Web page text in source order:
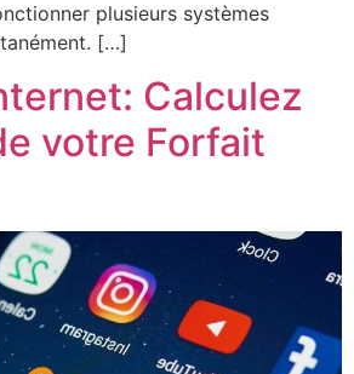
plusieurs systèmes
[…]
Calculez
votre Forfait